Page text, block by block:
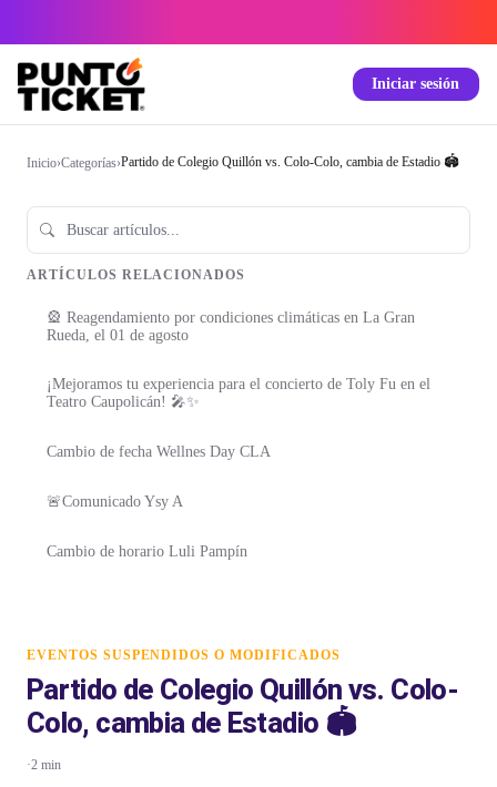
Iniciar sesión
Inicio›Categorías›Partido de Colegio Quillón vs. Colo-Colo, cambia de Estadio 🏟️
ARTÍCULOS RELACIONADOS
🎡 Reagendamiento por condiciones climáticas en La Gran
Rueda, el 01 de agosto
¡Mejoramos tu experiencia para el concierto de Toly Fu en el
Teatro Caupolicán! 🎤✨
Cambio de fecha Wellnes Day CLA
🚨Comunicado Ysy A
Cambio de horario Luli Pampín
EVENTOS SUSPENDIDOS O MODIFICADOS
Partido de Colegio Quillón vs. Colo-
Colo, cambia de Estadio 🏟️
·2 min